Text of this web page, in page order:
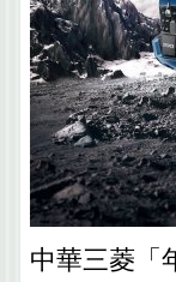
中華三菱「